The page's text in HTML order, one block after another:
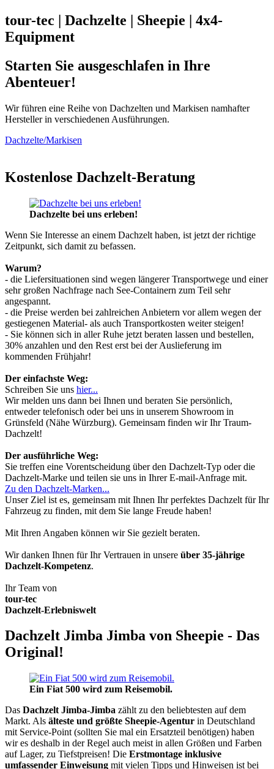
tour-tec | Dachzelte | Sheepie | 4x4-
Equipment
Starten Sie ausgeschlafen in Ihre
Abenteuer!
Wir führen eine Reihe von Dachzelten und Markisen namhafter
Hersteller in verschiedenen Ausführungen.
Dachzelte/Markisen
Kostenlose Dachzelt-Beratung
Dachzelte bei uns erleben!
Wenn Sie Interesse an einem Dachzelt haben, ist jetzt der richtige
Zeitpunkt, sich damit zu befassen.
Warum?
- die Liefersituationen sind wegen längerer Transportwege und einer
sehr großen Nachfrage nach See-Containern zum Teil sehr
angespannt.
- die Preise werden bei zahlreichen Anbietern vor allem wegen der
gestiegenen Material- als auch Transportkosten weiter steigen!
- Sie können sich in aller Ruhe jetzt beraten lassen und bestellen,
30% anzahlen und den Rest erst bei der Auslieferung im
kommenden Frühjahr!
Der einfachste Weg:
Schreiben Sie uns hier...
Wir melden uns dann bei Ihnen und beraten Sie persönlich,
entweder telefonisch oder bei uns in unserem Showroom in
Grünsfeld (Nähe Würzburg). Gemeinsam finden wir Ihr Traum-
Dachzelt!
Der ausführliche Weg:
Sie treffen eine Vorentscheidung über den Dachzelt-Typ oder die
Dachzelt-Marke und teilen sie uns in Ihrer E-mail-Anfrage mit.
Zu den Dachzelt-Marken...
Unser Ziel ist es, gemeinsam mit Ihnen Ihr perfektes Dachzelt für Ihr
Fahrzeug zu finden, mit dem Sie lange Freude haben!
Mit Ihren Angaben können wir Sie gezielt beraten.
Wir danken Ihnen für Ihr Vertrauen in unsere über 35-jährige
Dachzelt-Kompetenz.
Ihr Team von
tour-tec
Dachzelt-Erlebniswelt
Dachzelt Jimba Jimba von Sheepie - Das
Original!
Ein Fiat 500 wird zum Reisemobil.
Das Dachzelt Jimba-Jimba zählt zu den beliebtesten auf dem
Markt. Als älteste und größte Sheepie-Agentur in Deutschland
mit Service-Point (sollten Sie mal ein Ersatzteil benötigen) haben
wir es deshalb in der Regel auch meist in allen Größen und Farben
auf Lager, zu Tiefstpreisen! Die Erstmontage inklusive
umfassender Einweisung mit vielen Tipps und Hinweisen ist bei